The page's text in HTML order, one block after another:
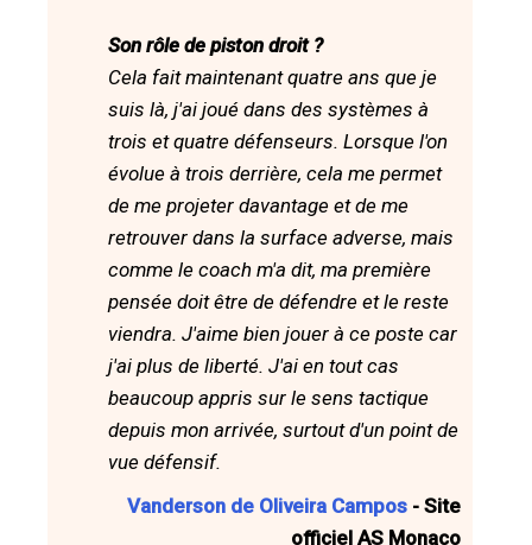
Son rôle de piston droit ?
Cela fait maintenant quatre ans que je
suis là, j'ai joué dans des systèmes à
trois et quatre défenseurs. Lorsque l'on
évolue à trois derrière, cela me permet
de me projeter davantage et de me
retrouver dans la surface adverse, mais
comme le coach m'a dit, ma première
pensée doit être de défendre et le reste
viendra. J'aime bien jouer à ce poste car
j'ai plus de liberté. J'ai en tout cas
beaucoup appris sur le sens tactique
depuis mon arrivée, surtout d'un point de
vue défensif.
Vanderson de Oliveira Campos - Site
officiel AS Monaco